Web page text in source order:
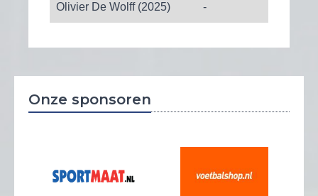
Olivier De Wolff (2025) -
Onze sponsoren